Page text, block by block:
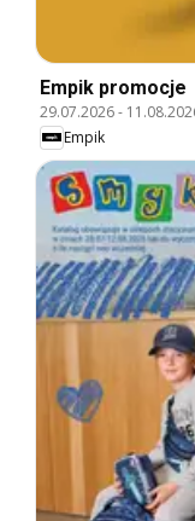
Empik promocje
29.07.2026-
Empik